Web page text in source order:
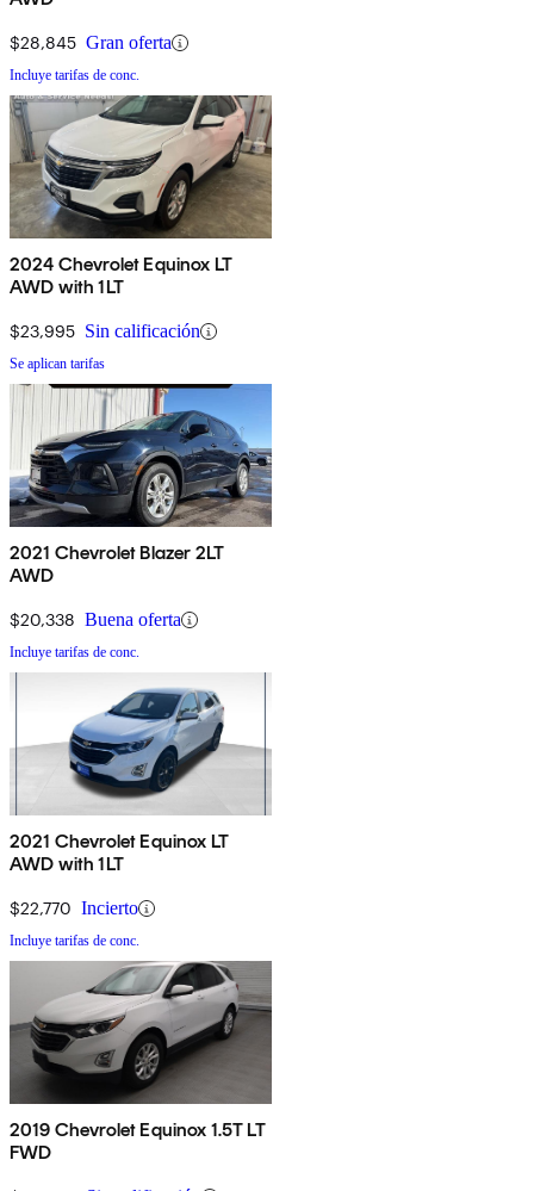
$28,845 Gran oferta
Incluye tarifas de conc.
2024 Chevrolet Equinox LT
AWD with 1LT
$23,995 Sin calificación
Se aplican tarifas
2021 Chevrolet Blazer 2LT
AWD
$20,338 Buena oferta
Incluye tarifas de conc.
2021 Chevrolet Equinox LT
AWD with 1LT
$22,770 Incierto
Incluye tarifas de conc.
2019 Chevrolet Equinox 1.5T LT
FWD